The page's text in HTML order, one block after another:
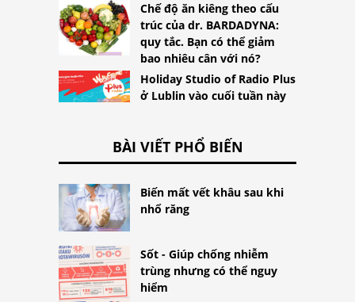
Chế độ ăn kiêng theo cấu
trúc của dr. BARDADYNA:
quy tắc. Bạn có thể giảm
bao nhiêu cân với nó?
Holiday Studio of Radio Plus
ở Lublin vào cuối tuần này
BÀI VIẾT PHỔ BIẾN
Biến mất vết khâu sau khi
nhổ răng
Sốt - Giúp chống nhiễm
trùng nhưng có thể nguy
hiểm